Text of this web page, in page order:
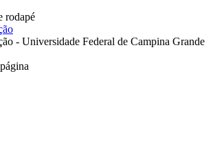
rodapé
- Universidade Federal de Campina Grande